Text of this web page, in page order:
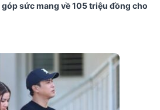
góp sức mang về 105 triệu đồng cho